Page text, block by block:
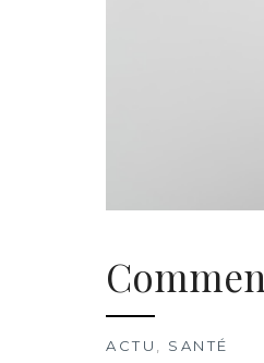
ACTU SANTÉ